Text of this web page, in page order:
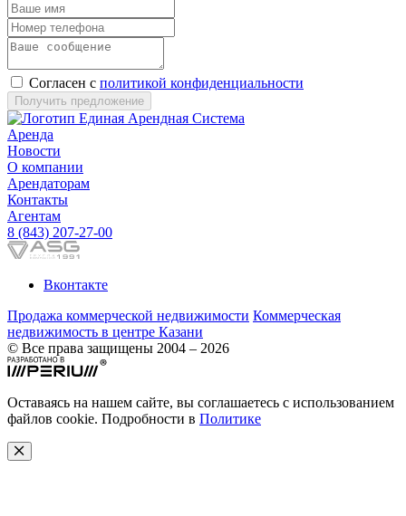
Согласен с политикой конфиденциальности
Получить предложение
Аренда
Новости
О компании
Арендаторам
Контакты
Агентам
8 (843) 207-27-00
Вконтакте
Продажа коммерческой недвижимости Коммерческая
недвижимость в центре Казани
© Все права защищены 2004 – 2026
Оставаясь на нашем сайте, вы соглашаетесь с использованием
файлов cookie. Подробности в Политике